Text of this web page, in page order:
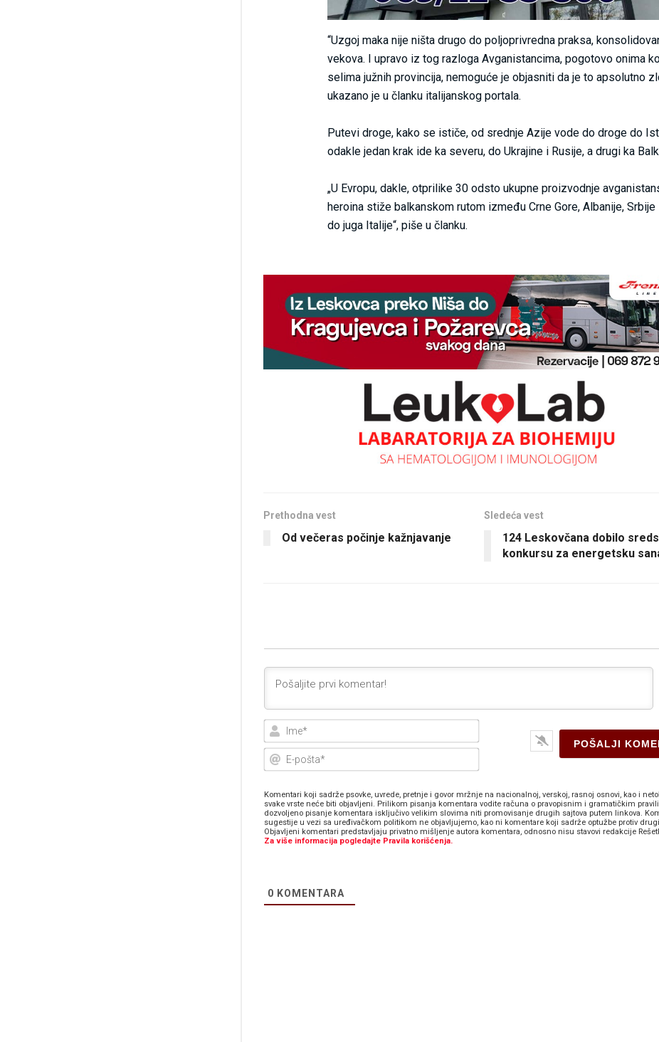
“Uzgoj maka nije ništa drugo do poljoprivredna praksa,
vekova. I upravo iz tog razloga Avganistancima, pogotovo onima
selima južnih provincija, nemoguće je objasniti da je to apsolutno
ukazano je u članku italijanskog portala.
Putevi droge, kako se ističe, od srednje Azije vode do droge do
odakle jedan krak ide ka severu, do Ukrajine i Rusije, a drugi ka
„U Evropu, dakle, otprilike 30 odsto ukupne proizvodnje
heroina stiže balkanskom rutom između Crne Gore, Albanije,
do juga Italije“, piše u članku.
Prethodna vest
Od večeras počinje kažnjavanje
Sledeća vest
124 Leskovčana dobilo
konkursu za energetsku
Ime*
E-
Komentari koji sadrže psovke, uvrede, pretnje i govor mržnje na nacionalnoj, verskoj, rasnoj osnovi, kao i
svake vrste neće biti objavljeni. Prilikom pisanja komentara vodite računa o pravopisnim i gramatičkim
dozvoljeno pisanje komentara isključivo velikim slovima niti promovisanje drugih sajtova putem linkova.
sugestije u vezi sa uređivačkom politikom ne objavljujemo, kao ni komentare koji sadrže optužbe protiv
Objavljeni komentari predstavljaju privatno mišljenje autora komentara, odnosno nisu stavovi redakcije
Za više informacija pogledajte Pravila korišćenja.
0 KOMENTARA